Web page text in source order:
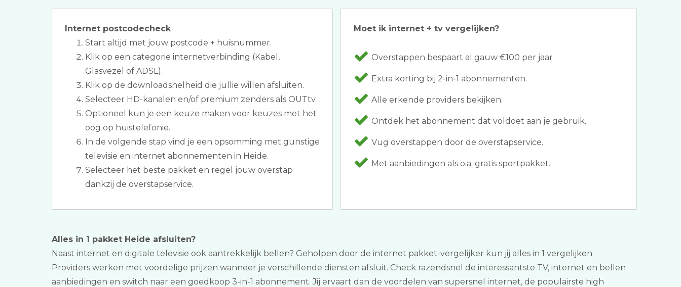
Internet postcodecheck
Start altijd met jouw postcode + huisnummer.
Klik op een categorie internetverbinding (Kabel,
Glasvezel of ADSL).
Klik op de downloadsnelheid die jullie willen afsluiten.
Selecteer HD-kanalen en/of premium zenders als OUTtv.
Optioneel kun je een keuze maken voor keuzes met het
oog op huistelefonie.
In de volgende stap vind je een opsomming met gunstige
televisie en internet abonnementen in Heide.
Selecteer het beste pakket en regel jouw overstap
dankzij de overstapservice.
Moet ik internet + tv vergelijken?
Overstappen bespaart al gauw €100 per jaar
Extra korting bij 2-in-1 abonnementen.
Alle erkende providers bekijken.
Ontdek het abonnement dat voldoet aan je gebruik.
Vug overstappen door de overstapservice.
Met aanbiedingen als o.a. gratis sportpakket.
Alles in 1 pakket Heide afsluiten?
Naast internet en digitale televisie ook aantrekkelijk bellen? Geholpen door de internet pakket-vergelijker kun jij alles in 1 vergelijken.
Providers werken met voordelige prijzen wanneer je verschillende diensten afsluit. Check razendsnel de interessantste TV, internet en bellen
aanbiedingen en switch naar een goedkoop 3-in-1 abonnement. Jij ervaart dan de voordelen van supersnel internet, de populairste high